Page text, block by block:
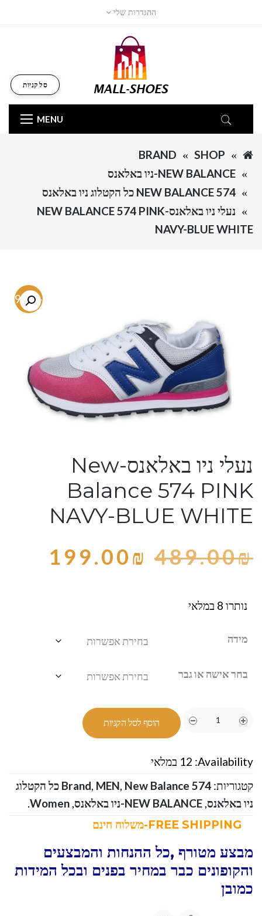
ההגדרות שלי
MENU
סל קניות
SHOP
BRAND
NEW BALANCE-ניו באלאנס
NEW BALANCE 574 כל הקטלוג ניו באלאנס
נעלי ניו באלאנס-NEW BALANCE 574 PINK
NAVY-BLUE WHITE
-59.3%
נעלי ניו באלאנס-New
Balance 574 PINK
NAVY-BLUE WHITE
489.00₪
199.00₪
נותרו 8 במלאי
מידה
בחר אישה או גבר
הוסף לסל הקניות
Availability: 12 במלאי
קטגוריות:
Brand, MEN,
New Balance 574 כל הקטלוג
ניו באלאנס,NEW BALANCE-ניו באלאנס ,
Women
.
מבצע מטורף ,כל ההנחות והמבצעים
והקופונים כבר במחיר בפנים ובכל המידות
כמובן